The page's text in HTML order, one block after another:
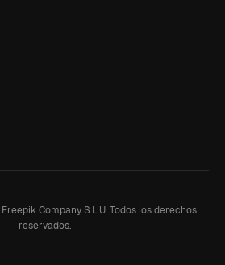
Freepik Company S.L.U.Todos los derechos
reservados.